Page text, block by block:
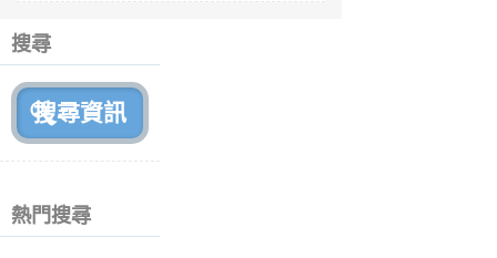
搜尋
熱門搜尋